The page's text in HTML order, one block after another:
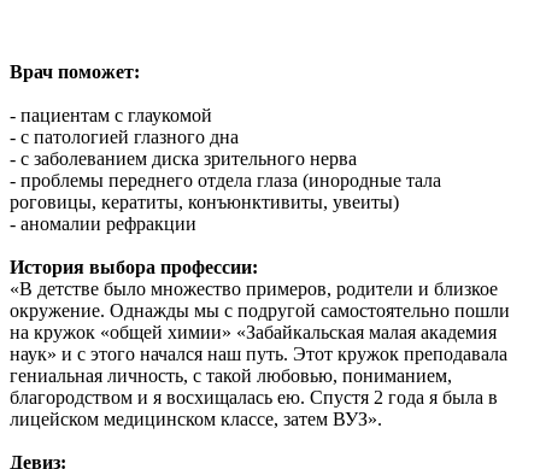
Врач поможет:
- пациентам с глаукомой
- с патологией глазного дна
- с заболеванием диска зрительного нерва
- проблемы переднего отдела глаза (инородные тала
роговицы, кератиты, конъюнктивиты, увеиты)
- аномалии рефракции
История выбора профессии:
«В детстве было множество примеров, родители и близкое
окружение. Однажды мы с подругой самостоятельно пошли
на кружок «общей химии» «Забайкальская малая академия
наук» и с этого начался наш путь. Этот кружок преподавала
гениальная личность, с такой любовью, пониманием,
благородством и я восхищалась ею. Спустя 2 года я была в
лицейском медицинском классе, затем ВУЗ».
Девиз: